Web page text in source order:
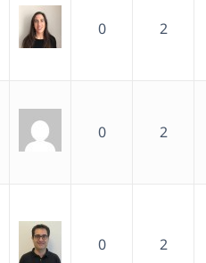
0 2
0 2
0 2